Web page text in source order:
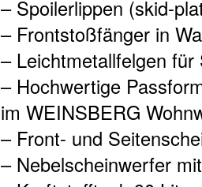
– Spoilerlippen (skid-
– Frontstoßfänger in
– Leichtmetallfelgen für
– Hochwertige
im WEINSBERG
– Front- und
– Nebelscheinwerfer